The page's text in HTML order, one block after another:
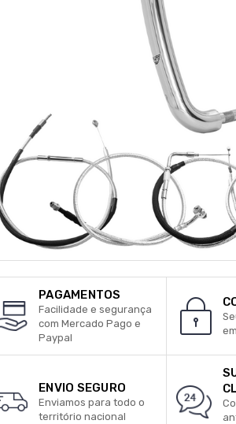
PAGAMENTOS
Facilidade e segurança
com Mercado Pago e
Paypal
ENVIO SEGURO
Enviamos para todo o
território nacional